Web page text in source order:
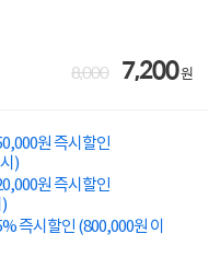
8,000 7,200원
원 즉시할인
)
원 즉시할인
즉시할인 (800,000원 이